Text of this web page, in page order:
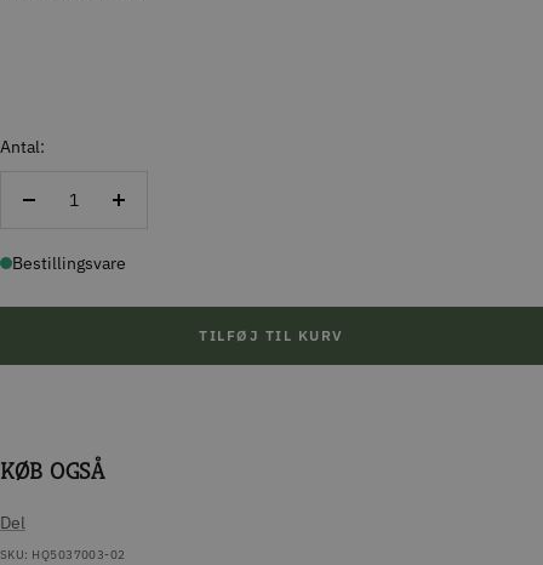
Antal:
Reducer
Forøg
Bestillingsvare
TILFØJ TIL KURV
KØB OGSÅ
Del
SKU: HQ5037003-02